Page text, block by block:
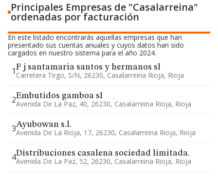
Principales Empresas de "Casalarreina"
ordenadas por facturación
En este listado encontrarás aquellas empresas que han
presentado sus cuentas anuales y cuyos datos han sido
cargados en nuestro sistema para el año 2024.
1F j santamaria santos y hermanos sl
Carretera Tirgo, S/n, 26230, Casalarreina Rioja, Rioja
2Embutidos gamboa sl
Avenida De La Paz, 40, 26230, Casalarreina Rioja, Rioja
3Ayubowan s.l.
Avenida De La Rioja, 17, 26230, Casalarreina Rioja, Rioja
4Distribuciones casalena sociedad limitada.
Avenida De La Paz, 52, 26230, Casalarreina Rioja, Rioja